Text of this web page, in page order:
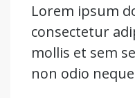
Lorem ipsum
consectetur
mollis et sem
non odio neque